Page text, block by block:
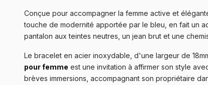
Conçue pour accompagner la femme active et
touche de modernité apportée par le bleu, en fait un
pantalon aux teintes neutres, un jean brut et une
Le bracelet en acier inoxydable, d'une largeur de
pour femme est une invitation à affirmer son style
brèves immersions, accompagnant son propriétaire